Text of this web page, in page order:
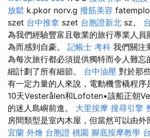
放鬆 k.pkor norv.g 撥筋美容
szet 台中推拿 szet 台胞證新北 sz。
為我們經驗豐富且敬業的旅行專業人員
為而感到自豪。 記帳士 考科 我們關注
為每次旅行都必須提供獨特而令人難忘
細計劃了所有細節。 台中油壓 對於那
有一定力量的人來說，電動機雪橇程序
10天Vesterålen和Lofoten•該船正朝
的迷人島嶼前進。 大里按摩 搜尋引擎
房間類型是室內木屋，但當然可以由外
宜蘭 外燴 台胞證 桃園 腳底按摩教學